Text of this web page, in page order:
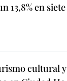
13,8% en siete
cultural y